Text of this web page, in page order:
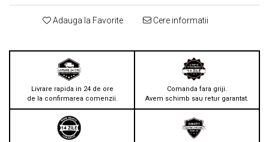
Adauga la Favorite Cere informatii
Livrare rapida in 24 de ore
de la confirmarea comenzii.
Comanda fara griji.
Avem schimb sau retur garantat.